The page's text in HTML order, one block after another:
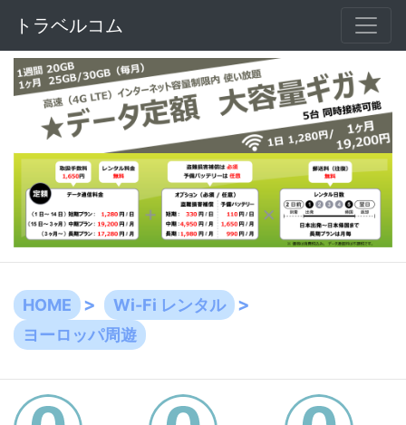
トラベルコム
HOME
Wi-Fi レンタル
ヨーロッパ周遊